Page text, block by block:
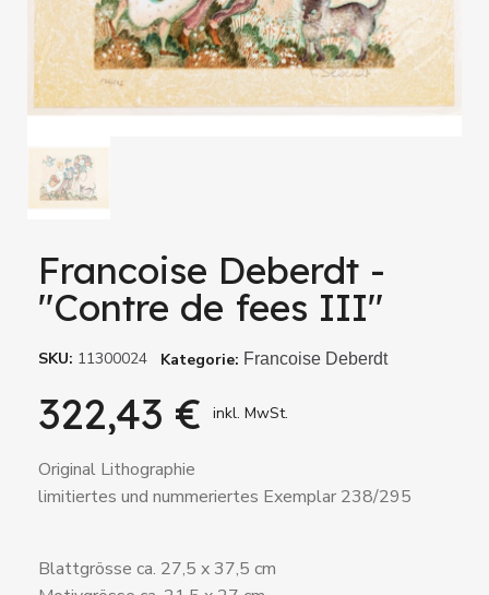
Francoise Deberdt -
"Contre de fees III"
SKU 11300024 Kategorie Francoise Deberdt
322,43 € inkl. MwSt.
Original Lithographie
limitiertes und nummeriertes Exemplar 238/295
Blattgrösse ca. 27,5 x 37,5 cm